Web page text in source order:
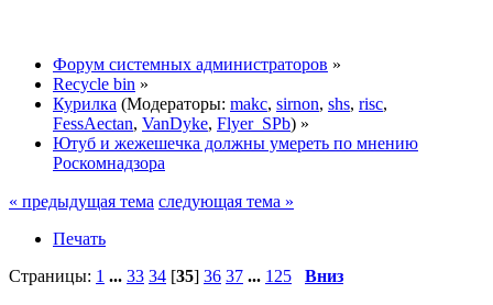
Форум системных администраторов »
Recycle bin »
Курилка (Модераторы: makc, sirnon, shs, risc,
FessAectan, VanDyke, Flyer_SPb) »
Ютуб и жежешечка должны умереть по мнению
Роскомнадзора
« предыдущая тема следующая тема »
Печать
Страницы: 1 ... 33 34 [35] 36 37 ... 125 Вниз